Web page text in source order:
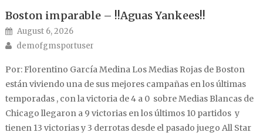
Boston imparable – !!Aguas Yankees!!
Posted on
August 6, 2026
Author
demofgmsportuser
Por: Florentino García Medina Los Medias Rojas de Boston
están viviendo una de sus mejores campañas en los últimas
temporadas , con la victoria de 4 a 0 sobre Medias Blancas de
Chicago llegaron a 9 victorias en los últimos 10 partidos y
tienen 13 victorias y 3 derrotas desde el pasado juego All Star